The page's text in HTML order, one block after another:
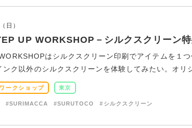
日）
UP WORKSHOP－シルクスクリーン
はシルクスクリーン印刷でアイテムを１
ンク以外のシルクスクリーンを体験してみたい。オリ
ークショップ 東京
#SURIMACCA #SURUTOCO #シルクスクリーン